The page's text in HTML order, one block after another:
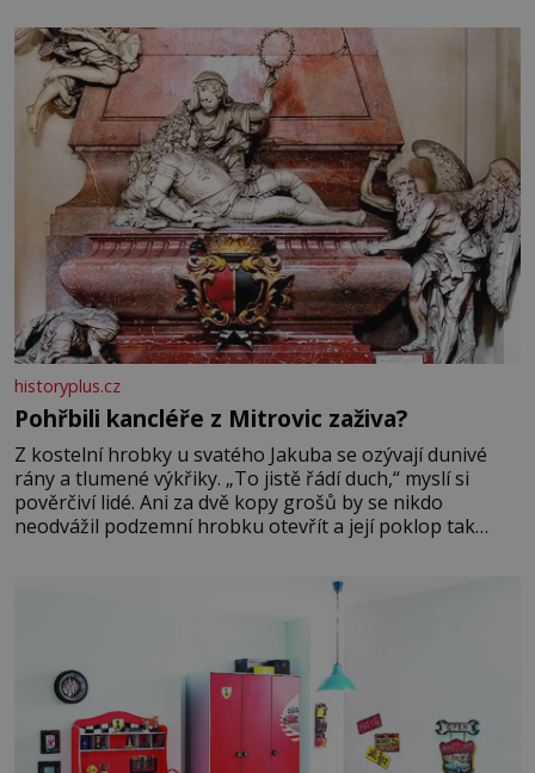
se na koloběžce a den zakončit poznáváním památek ve
Velkých Losinách nebo v termálním
historyplus.cz
Pohřbili kancléře z Mitrovic zaživa?
Z kostelní hrobky u svatého Jakuba se ozývají dunivé
rány a tlumené výkřiky. „To jistě řádí duch,“ myslí si
pověrčiví lidé. Ani za dvě kopy grošů by se nikdo
neodvážil podzemní hrobku otevřít a její poklop tak